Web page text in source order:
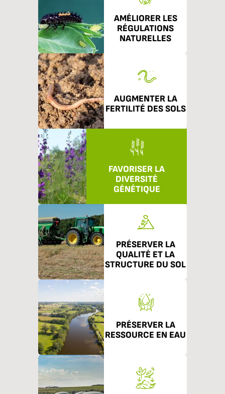
AMÉLIORER LES
RÉGULATIONS
NATURELLES
AUGMENTER LA
FERTILITÉ DES SOLS
FAVORISER LA
DIVERSITÉ
GÉNÉTIQUE
PRÉSERVER LA
QUALITÉ ET LA
STRUCTURE DU SOL
PRÉSERVER LA
RESSOURCE EN EAU